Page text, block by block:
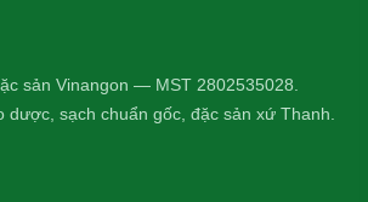
sản Vinangon — MST 2802535028.
dược, sạch chuẩn gốc, đặc sản xứ Thanh.